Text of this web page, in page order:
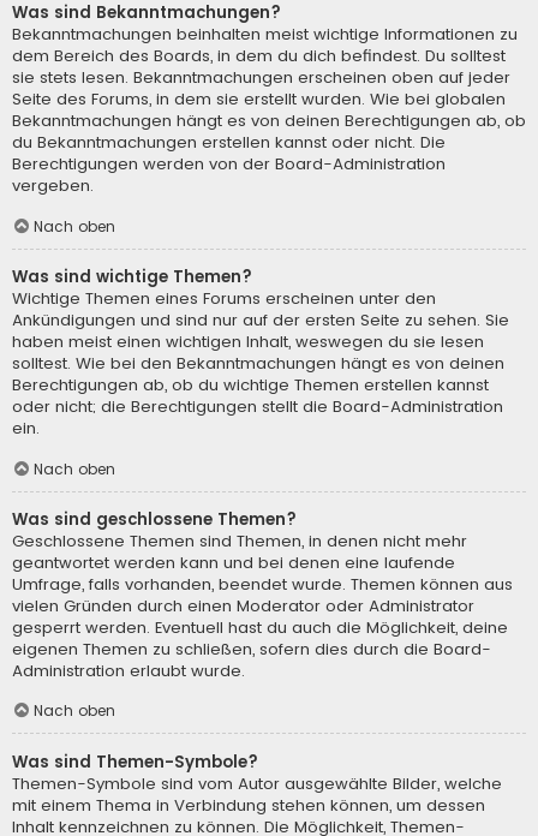
Was sind Bekanntmachungen?
Bekanntmachungen beinhalten meist wichtige Informationen zu
dem Bereich des Boards, in dem du dich befindest. Du solltest
sie stets lesen. Bekanntmachungen erscheinen oben auf jeder
Seite des Forums, in dem sie erstellt wurden. Wie bei globalen
Bekanntmachungen hängt es von deinen Berechtigungen ab, ob
du Bekanntmachungen erstellen kannst oder nicht. Die
Berechtigungen werden von der Board-Administration
vergeben.
Nach oben
Was sind wichtige Themen?
Wichtige Themen eines Forums erscheinen unter den
Ankündigungen und sind nur auf der ersten Seite zu sehen. Sie
haben meist einen wichtigen Inhalt, weswegen du sie lesen
solltest. Wie bei den Bekanntmachungen hängt es von deinen
Berechtigungen ab, ob du wichtige Themen erstellen kannst
oder nicht; die Berechtigungen stellt die Board-Administration
ein.
Nach oben
Was sind geschlossene Themen?
Geschlossene Themen sind Themen, in denen nicht mehr
geantwortet werden kann und bei denen eine laufende
Umfrage, falls vorhanden, beendet wurde. Themen können aus
vielen Gründen durch einen Moderator oder Administrator
gesperrt werden. Eventuell hast du auch die Möglichkeit, deine
eigenen Themen zu schließen, sofern dies durch die Board-
Administration erlaubt wurde.
Nach oben
Was sind Themen-Symbole?
Themen-Symbole sind vom Autor ausgewählte Bilder, welche
mit einem Thema in Verbindung stehen können, um dessen
Inhalt kennzeichnen zu können. Die Möglichkeit, Themen-